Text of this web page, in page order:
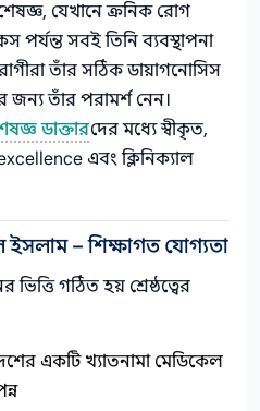
যেখানে ক্রনিক রোগ
পর্যন্ত সবই তিনি ব্যবস্থাপনা
তাঁর সঠিক ডায়াগনোসিস
জন্য তাঁর পরামর্শ নেন।
ডাক্তারদের মধ্যে স্বীকৃত,
এবং ক্লিনিক্যাল
– শিক্ষাগত যোগ্যতা
ভিত্তি গঠিত হয় শ্রেষ্ঠত্বের
একটি খ্যাতনামা মেডিকেল